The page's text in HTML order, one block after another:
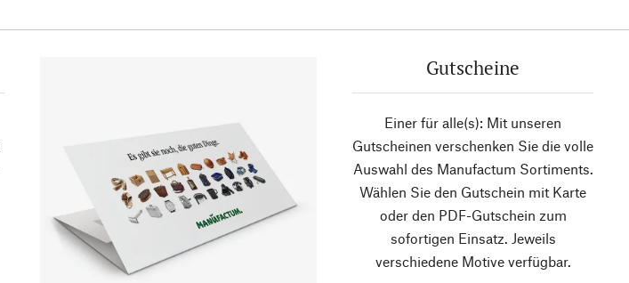
Gutscheine
Einer für alle(s): Mit unseren
Gutscheinen verschenken Sie die volle
Auswahl des Manufactum Sortiments.
Wählen Sie den Gutschein mit Karte
oder den PDF-Gutschein zum
sofortigen Einsatz. Jeweils
verschiedene Motive verfügbar.